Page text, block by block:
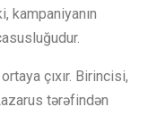
kampaniyanın
çıxır. Birincisi,
tərəfindən